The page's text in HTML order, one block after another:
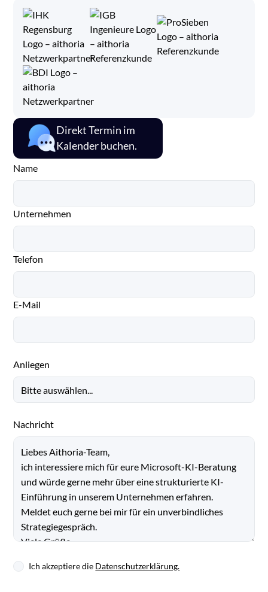
Direkt Termin im
Kalender buchen.
Name
Unternehmen
Telefon
E-Mail
Anliegen
Nachricht
Ich akzeptiere die Datenschutzerklärung.